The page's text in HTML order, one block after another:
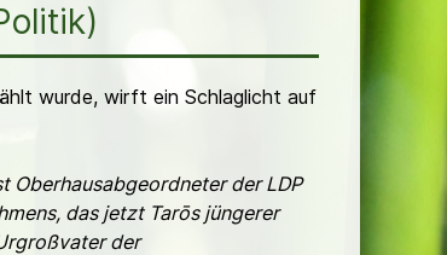
wurde, wirft ein Schlaglicht auf
Oberhausabgeordneter der LDP
das jetzt Tarōs jüngerer
der